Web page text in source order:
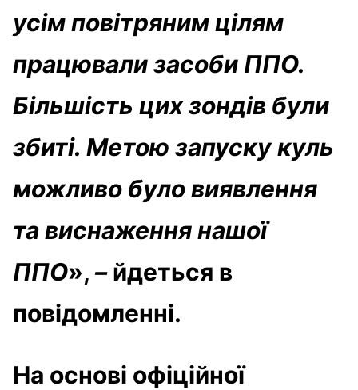
усім повітряним цілям
працювали засоби ППО.
Більшість цих зондів були
збиті. Метою запуску куль
можливо було виявлення
та виснаження нашої
ППО», –йдеться в
повідомленні.
На основі офіційної